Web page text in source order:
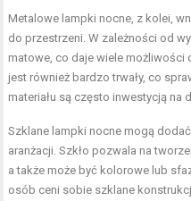
Metalowe lampki nocne, z kolei,
do przestrzeni. W zależności od
matowe, co daje wiele możliwości
jest również bardzo trwały, co
materiału są często inwestycją na
Szklane lampki nocne mogą
aranżacji. Szkło pozwala na
a także może być kolorowe lub
osób ceni sobie szklane